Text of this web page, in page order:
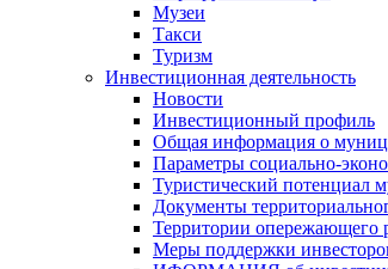
Музеи
Такси
Туризм
Инвестиционная деятельность
Новости
Инвестиционный профиль
Общая информация о
Параметры социально-
Туристический потенциал
Документы
Территории опережающего
Меры поддержки